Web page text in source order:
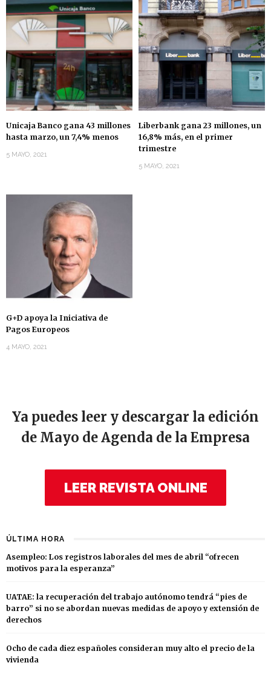
Unicaja Banco gana 43 millones
hasta marzo, un 7,4% menos
5 MAYO, 2021
Liberbank gana 23 millones, un
16,8% más, en el primer
trimestre
5 MAYO, 2021
G+D apoya la Iniciativa de
Pagos Europeos
4 MAYO, 2021
Ya puedes leer y descargar la edición
de Mayo de Agenda de la Empresa
LEER REVISTA ONLINE
ÚLTIMA HORA
Asempleo: Los registros laborales del mes de abril “ofrecen
motivos para la esperanza”
UATAE: la recuperación del trabajo autónomo tendrá “pies de
barro” si no se abordan nuevas medidas de apoyo y extensión de
derechos
Ocho de cada diez españoles consideran muy alto el precio de la
vivienda